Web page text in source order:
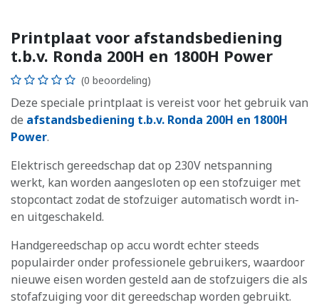
Printplaat voor afstandsbediening
t.b.v. Ronda 200H en 1800H Power
(0 beoordeling)
Deze speciale printplaat is vereist voor het gebruik van
de afstandsbediening t.b.v. Ronda 200H en 1800H
Power.
Elektrisch gereedschap dat op 230V netspanning
werkt, kan worden aangesloten op een stofzuiger met
stopcontact zodat de stofzuiger automatisch wordt in-
en uitgeschakeld.
Handgereedschap op accu wordt echter steeds
populairder onder professionele gebruikers, waardoor
nieuwe eisen worden gesteld aan de stofzuigers die als
stofafzuiging voor dit gereedschap worden gebruikt.